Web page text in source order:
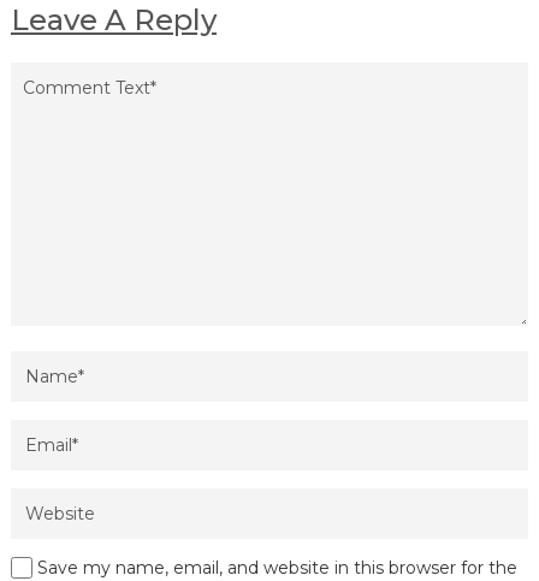
Leave A Reply
Save my name, email, and website in this browser for the